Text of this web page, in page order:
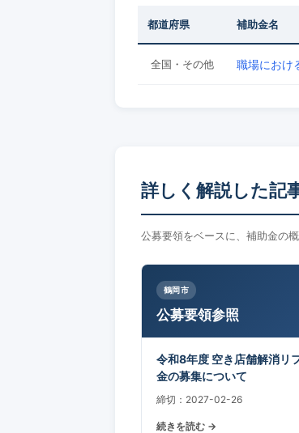
都道府県 補助金名
全国・その他 職場におけ
詳しく解説した記
公募要領をベースに、補助金の
鶴岡市
公募要領参照
令和8年度 空き店舗解消リ
金の募集について
締切：2027-02-26
続きを読む →